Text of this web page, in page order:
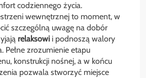
codziennego życia.
wewnętrznej to moment, w
szczególną uwagę na dobór
relaksowi i podnoszą walory
Pełne zrozumienie etapu
konstrukcji nośnej, a w końcu
pozwala stworzyć miejsce